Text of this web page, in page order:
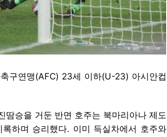
구연맹(AFC) 23세 이하(U-23) 아시안컵
땀승을 거둔 반면 호주는 북마리아나 제도
하며 승리했다. 이미 득실차에서 호주와